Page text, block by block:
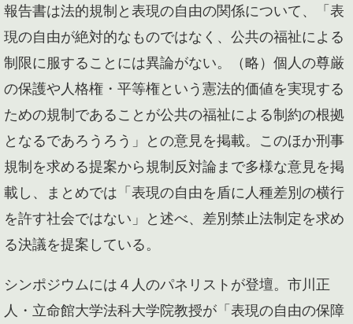
報告書は法的規制と表現の自由の関係について、「表
現の自由が絶対的なものではなく、公共の福祉による
制限に服することには異論がない。（略）個人の尊厳
の保護や人格権・平等権という憲法的価値を実現する
ための規制であることが公共の福祉による制約の根拠
となるであろうろう」との意見を掲載。このほか刑事
規制を求める提案から規制反対論まで多様な意見を掲
載し、まとめでは「表現の自由を盾に人種差別の横行
を許す社会ではない」と述べ、差別禁止法制定を求め
る決議を提案している。
シンポジウムには４人のパネリストが登壇。市川正
人・立命館大学法科大学院教授が「表現の自由の保障